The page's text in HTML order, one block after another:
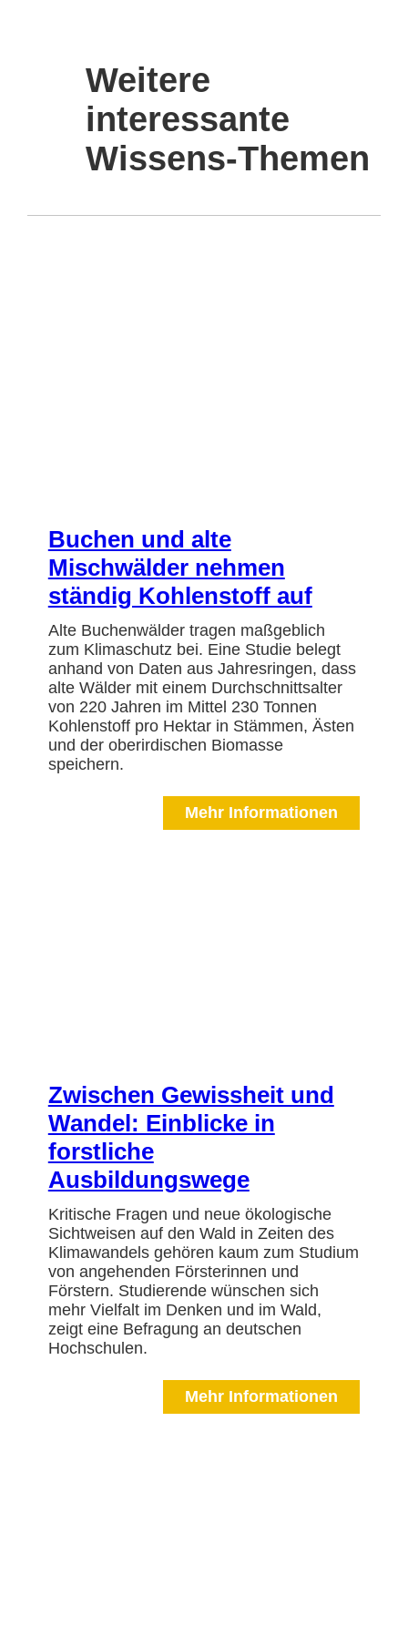
Weitere
interessante
Wissens-Themen
Buchen und alte
Mischwälder nehmen
ständig Kohlenstoff auf
Alte Buchenwälder tragen maßgeblich
zum Klimaschutz bei. Eine Studie belegt
anhand von Daten aus Jahresringen, dass
alte Wälder mit einem Durchschnittsalter
von 220 Jahren im Mittel 230 Tonnen
Kohlenstoff pro Hektar in Stämmen, Ästen
und der oberirdischen Biomasse
speichern.
Mehr Informationen
Zwischen Gewissheit und
Wandel: Einblicke in
forstliche
Ausbildungswege
Kritische Fragen und neue ökologische
Sichtweisen auf den Wald in Zeiten des
Klimawandels gehören kaum zum Studium
von angehenden Försterinnen und
Förstern. Studierende wünschen sich
mehr Vielfalt im Denken und im Wald,
zeigt eine Befragung an deutschen
Hochschulen.
Mehr Informationen